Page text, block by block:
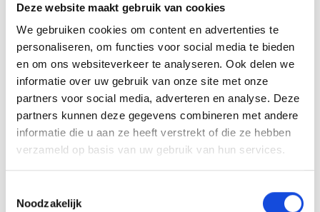
Deze website maakt gebruik van cookies
We gebruiken cookies om content en advertenties te
personaliseren, om functies voor social media te bieden
en om ons websiteverkeer te analyseren. Ook delen we
informatie over uw gebruik van onze site met onze
partners voor social media, adverteren en analyse. Deze
partners kunnen deze gegevens combineren met andere
informatie die u aan ze heeft verstrekt of die ze hebben
verzameld op basis van uw gebruik van hun services.
Noodzakelijk
Mercedes-Benz S-Klasse 500